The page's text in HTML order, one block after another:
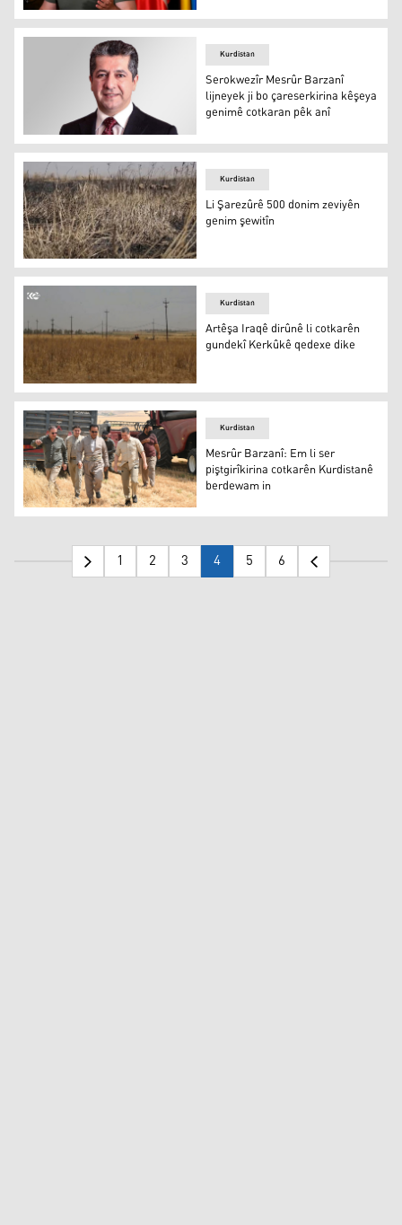
Zelensky: Peymana genim dikare bêyî Rûsyayê
Serokwezîr Mesrûr Barzanî lijneyek ji bo çareserkirina
Kurdistan
Serokwezîr Mesrûr Barzanî
lijneyek ji bo çareserkirina kêşeya
genimê cotkaran pêk anî
Li Şarezûrê 500 donim zeviyên genim şewitîn
Kurdistan
Li Şarezûrê 500 donim zeviyên
genim şewitîn
Artêşa Iraqê dirûnê li cotkarên gundekî Kerkûkê qedexe
Kurdistan
Artêşa Iraqê dirûnê li cotkarên
gundekî Kerkûkê qedexe dike
Mesrûr Barzanî: Em li ser piştgirîkirina cotkarên
Kurdistan
Mesrûr Barzanî: Em li ser
piştgirîkirina cotkarên Kurdistanê
berdewam in
1 2 3 4 5 6